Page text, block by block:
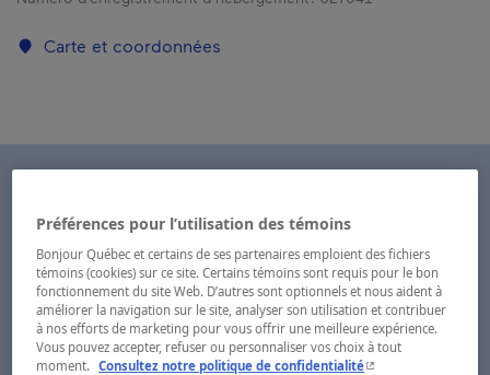
Carte et coordonnées
Préférences pour l’utilisation des témoins
Bonjour Québec et certains de ses partenaires emploient des fichiers
témoins (cookies) sur ce site. Certains témoins sont requis pour le bon
fonctionnement du site Web. D’autres sont optionnels et nous aident à
améliorer la navigation sur le site, analyser son utilisation et contribuer
à nos efforts de marketing pour vous offrir une meilleure expérience.
Vous pouvez accepter, refuser ou personnaliser vos choix à tout
moment.
Consultez notre politique de confidentialité- Cet hyperlien